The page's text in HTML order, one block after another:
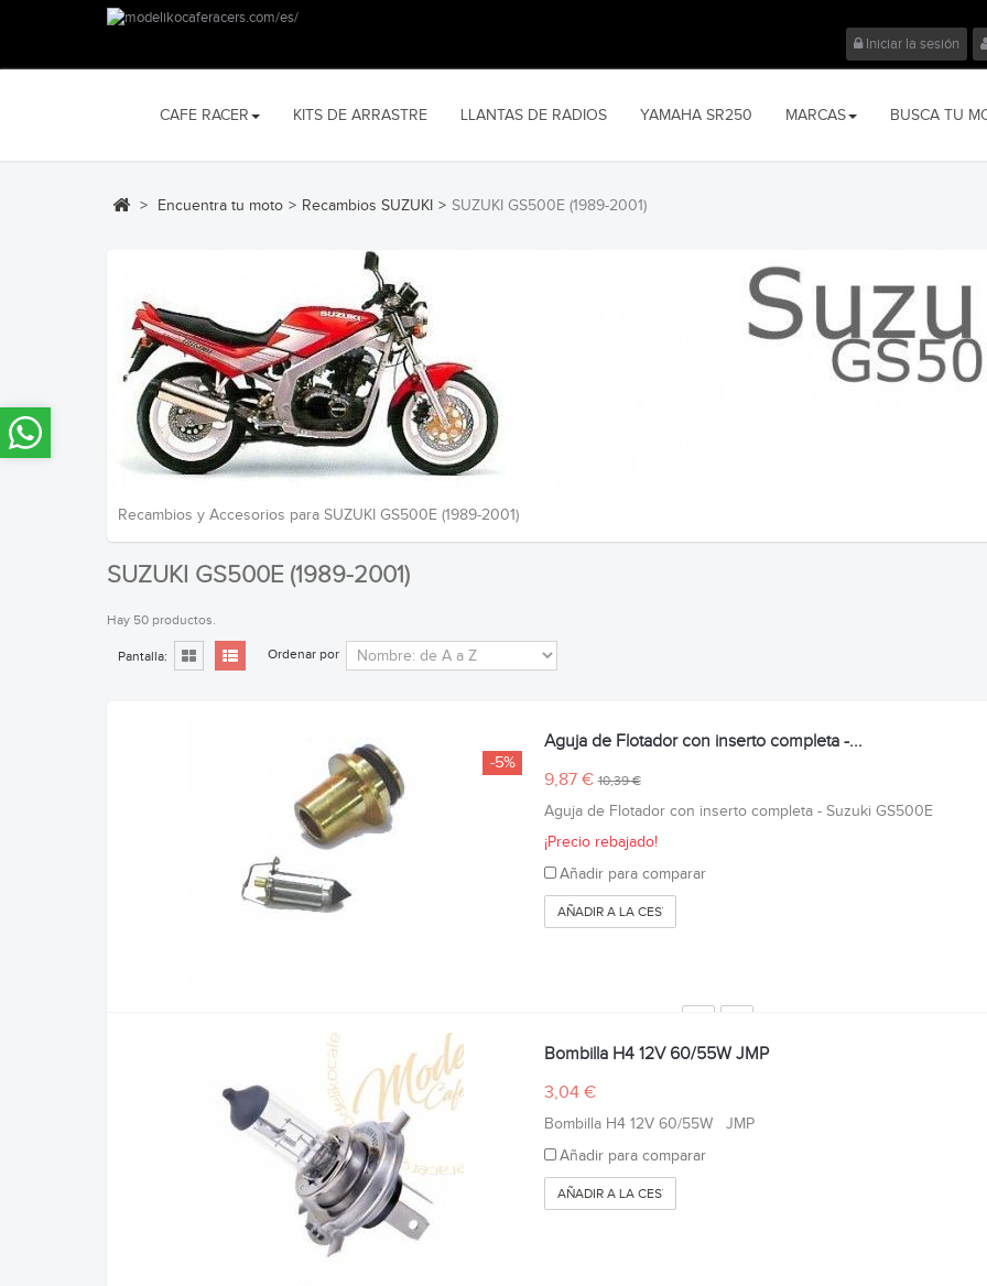
Iniciar la sesión
CAFE RACER KITS DE ARRASTRE LLANTAS DE RADIOS YAMAHA SR250 MARCAS BUSCA TU
> Encuentra tu moto > Recambios SUZUKI > SUZUKI GS500E (1989-2001)
Recambios y Accesorios para SUZUKI GS500E (1989-2001)
SUZUKI GS500E (1989-2001)
Hay 50 productos.
Pantalla: Ordenar por
-5%
Aguja de Flotador con inserto completa -...
9,87 €10,39 €
Aguja de Flotador con inserto completa - Suzuki GS500E
¡Precio rebajado!
Añadir para comparar
AÑADIR A LA CESTA
Bombilla H4 12V 60/55W JMP
3,04 €
Bombilla H4 12V 60/55W JMP
Añadir para comparar
AÑADIR A LA CESTA